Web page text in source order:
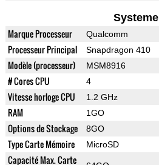
Systeme
Marque Processeur Qualcomm
Processeur Principal Snapdragon 410
Modèle (processeur) MSM8916
# Cores CPU 4
Vitesse horloge CPU 1.2 GHz
RAM 1GO
Options de Stockage 8GO
Type Carte Mémoire MicroSD
Capacité Max. Carte